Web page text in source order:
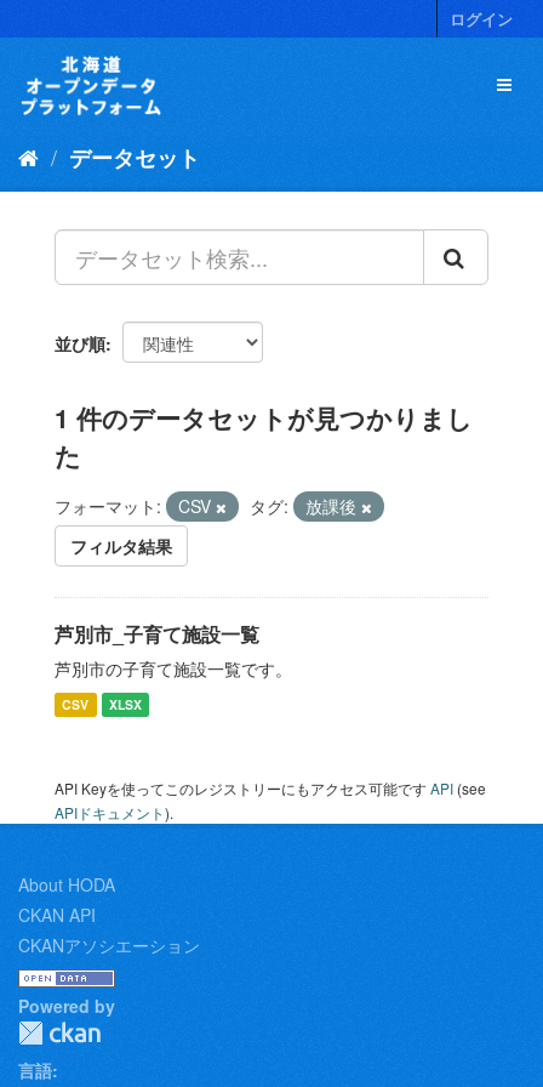
キ
ログイン
データセット
並び順
1 件のデータセットが見つかりまし
た
フォーマット: CSV タグ:
放課後
フィルタ結果
芦別市_子育て施設一覧
芦別市の子育て施設一覧です。
CSV XLSX
API Keyを使ってこのレジストリーにもアクセス可能ですAPI (see
APIドキュメント).
About HODA
CKAN API
CKANアソシエーション
Powered by
言語